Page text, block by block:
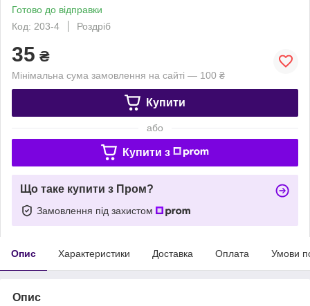
Готово до відправки
Код: 203-4
Роздріб
35 ₴
Мінімальна сума замовлення на сайті — 100 ₴
Купити
або
Купити з
Що таке купити з Пром?
Замовлення під захистом
Опис Характеристики Доставка Оплата Умови
Опис